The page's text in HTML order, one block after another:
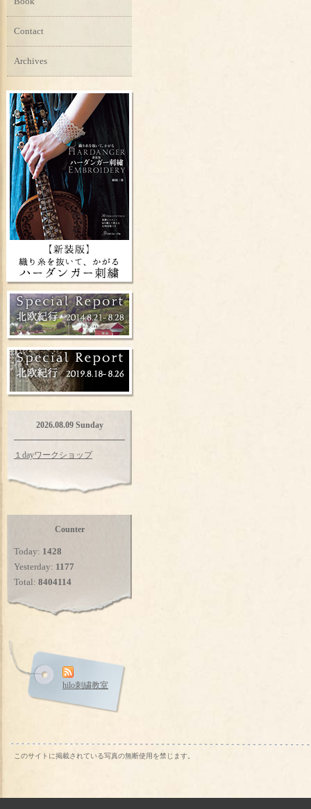
Contact
Archives
2026.08.09 Sunday
１dayワークショップ
Counter
Today: 1428
Yesterday: 1177
Total: 8404114
hilo刺繍教室
このサイトに掲載されている写真の無断使用を禁じます。